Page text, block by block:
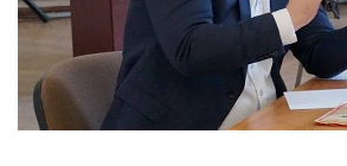
комитета Сербско-российского
следующее заявление:
«У Владимира Зеленского...